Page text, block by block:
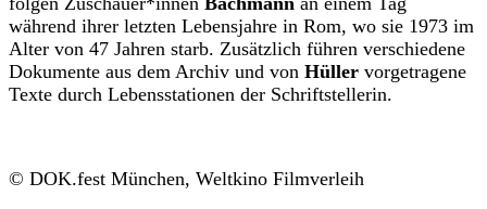
während ihrer letzten Lebensjahre in Rom, wo sie 1973 im
Alter von 47 Jahren starb. Zusätzlich führen verschiedene
Dokumente aus dem Archiv und von Hüller vorgetragene
Texte durch Lebensstationen der Schriftstellerin.
© DOK.fest München, Weltkino Filmverleih